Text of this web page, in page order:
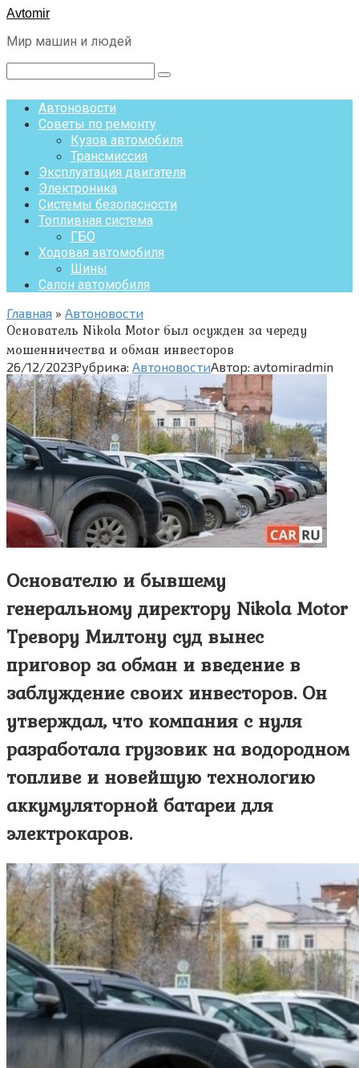
Перейти
контенту
Avtomir
Мир машин и людей
Поиск:
Автоновости
Советы по ремонту
Кузов автомобиля
Трансмиссия
Эксплуатация двигателя
Электроника
Системы безопасности
Топливная система
ГБО
Ходовая автомобиля
Шины
Салон автомобиля
Главная » Автоновости
Основатель Nikola Motor был осужден за череду
мошенничества и обман инвесторов
26/12/2023Рубрика: АвтоновостиАвтор: avtomiradmin
Основателю и бывшему
генеральному директору Nikola Motor
Тревору Милтону суд вынес
приговор за обман и введение в
заблуждение своих инвесторов. Он
утверждал, что компания с нуля
разработала грузовик на водородном
топливе и новейшую технологию
аккумуляторной батареи для
электрокаров.